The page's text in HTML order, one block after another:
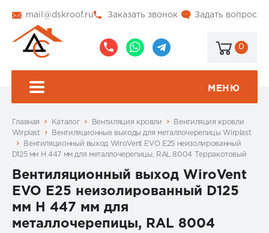
mail@dskroof.ru Задать вопрос
Заказать звонок
0
МЕНЮ
Главная Каталог Вентиляция кровли
Вентиляция кровли
Wirplast
Вентиляционные выходы для металлочерепицы Wirplast
Вентиляционный выход WiroVent EVO E25 неизолированный
D125 мм Н 447 мм для металлочерепицы, RAL 8004 Терракотовый
Вентиляционный выход WiroVent
EVO E25 неизолированный D125
мм Н 447 мм для
металлочерепицы, RAL 8004